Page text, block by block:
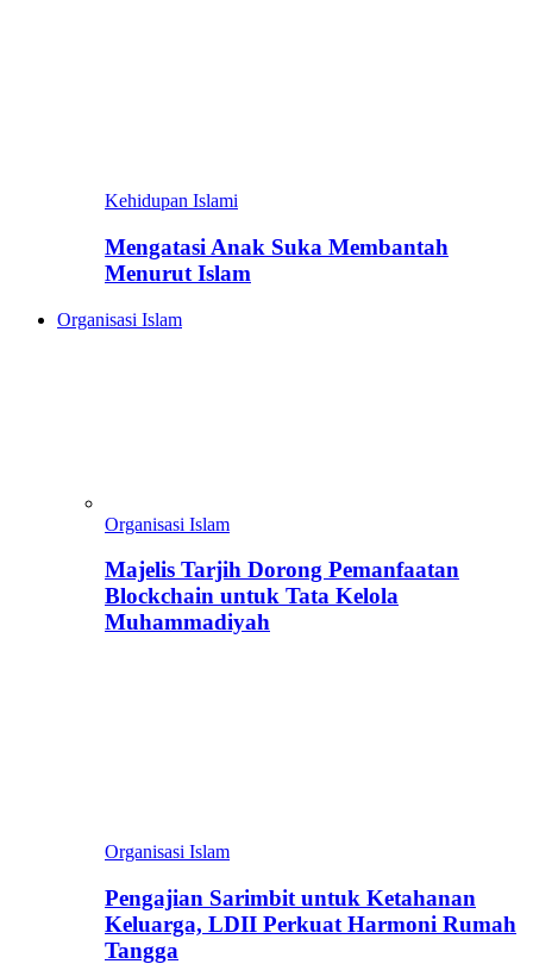
Kehidupan Islami
Mengatasi Anak Suka Membantah
Menurut Islam
Organisasi Islam
Organisasi Islam
Majelis Tarjih Dorong Pemanfaatan
Blockchain untuk Tata Kelola
Muhammadiyah
Organisasi Islam
Pengajian Sarimbit untuk Ketahanan
Keluarga, LDII Perkuat Harmoni Rumah
Tangga